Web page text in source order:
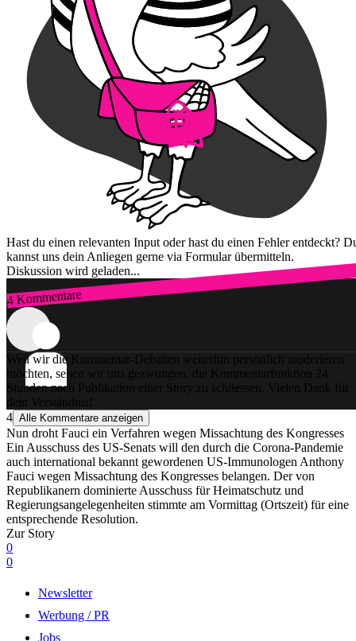
Hast du einen relevanten Input oder hast du einen Fehler entdeckt?
kannst uns dein Anliegen gerne via Formular übermitteln.
Diskussion wird geladen...
4 Kommentare
Zum Login
Weil wir die Kommentar-Debatten weiterhin persönlich moderieren
möchten, sehen wir uns gezwungen, die Kommentarfunktion 24
Stunden nach Publikation einer Story zu schliessen. Vielen Dank für
dein Verständnis!
4 Alle Kommentare anzeigen
Nun droht Fauci ein Verfahren wegen Missachtung des Kongresses
Ein Ausschuss des US-Senats will den durch die Corona-Pandemie
auch international bekannt gewordenen US-Immunologen Anthony
Fauci wegen Missachtung des Kongresses belangen. Der von
Republikanern dominierte Ausschuss für Heimatschutz und
Regierungsangelegenheiten stimmte am Vormittag (Ortszeit) für eine
entsprechende Resolution.
Zur Story
0
0
Newsletter
Werbung / PR
Jobs